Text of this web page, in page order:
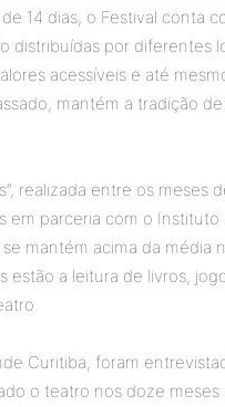
14 dias, o Festival conta
distribuídas por diferentes
acessíveis e até
mantém a tradição
realizada entre os meses
em parceria com o Instituto
mantém acima da média
estão a leitura de livros,
Curitiba, foram
o teatro nos doze meses